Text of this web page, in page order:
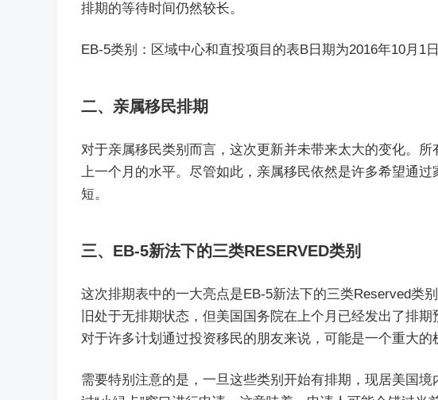
排期的等待时间仍然较长。
EB-5类别：区域中心和直投项目的表B日期为2016年10月1
二、亲属移民排期
对于亲属移民类别而言，这次更新并未带来太大的变化。
上一个月的水平。尽管如此，亲属移民依然是许多希望通
短。
三、EB-5新法下的三类RESERVED类别
这次排期表中的一大亮点是EB-5新法下的三类Reserved类
旧处于无排期状态，但美国国务院在上个月已经发出了排
对于许多计划通过投资移民的朋友来说，可能是一个重大的
需要特别注意的是，一旦这些类别开始有排期，现居美国